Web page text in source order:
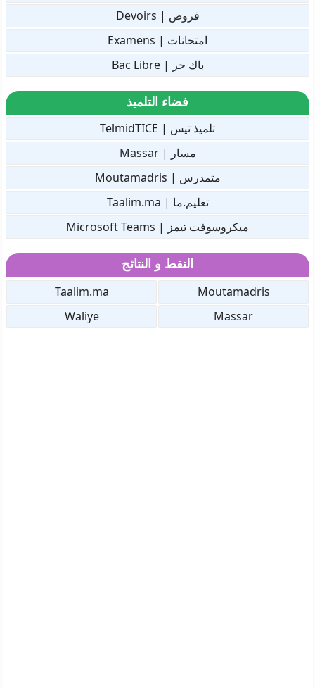
فروض | Devoirs
امتحانات | Examens
باك حر | Bac Libre
فضاء التلميذ
تلميذ تيس | TelmidTICE
مسار | Massar
متمدرس | Moutamadris
تعليم.ما | Taalim.ma
ميكروسوفت تيمز | Microsoft Teams
النقط و النتائج
Moutamadris
Taalim.ma
Massar
Waliye